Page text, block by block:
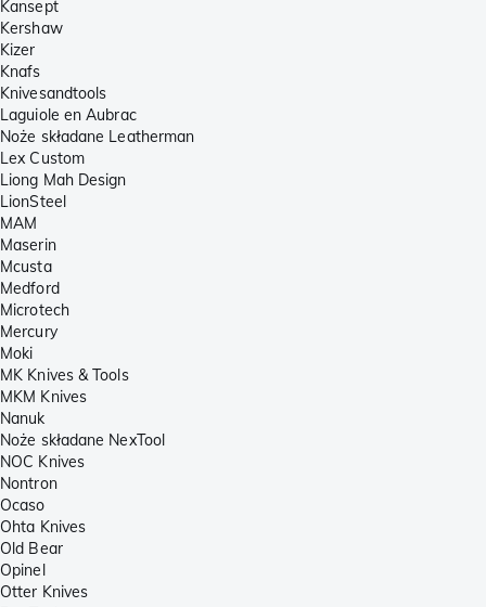
Kansept
Kershaw
Kizer
Knafs
Knivesandtools
Laguiole en Aubrac
Noże składane Leatherman
Lex Custom
Liong Mah Design
LionSteel
MAM
Maserin
Mcusta
Medford
Microtech
Mercury
Moki
MK Knives & Tools
MKM Knives
Nanuk
Noże składane NexTool
NOC Knives
Nontron
Ocaso
Ohta Knives
Old Bear
Opinel
Otter Knives